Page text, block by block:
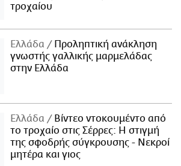
τροχαίου
Ελλάδα
Προληπτική ανάκληση
γνωστής γαλλικής μαρμελάδας
στην Ελλάδα
Ελλάδα
Βίντεο ντοκουμέντο από
το τροχαίο στις Σέρρες: Η στιγμή
της σφοδρής σύγκρουσης - Νεκροί
μητέρα και γιος